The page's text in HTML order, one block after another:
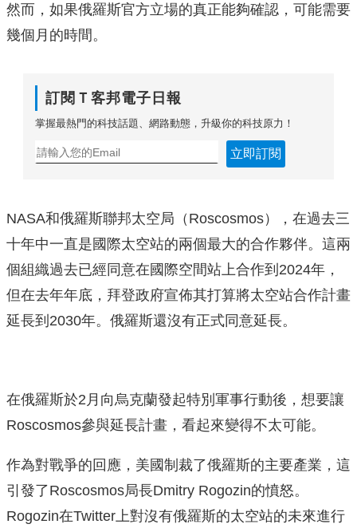
然而，如果俄羅斯官方立場的真正能夠確認，可能需要
幾個月的時間。
訂閱Ｔ客邦電子日報
掌握最熱門的科技話題、網路動態，升級你的科技原力！
立即訂閱
NASA和俄羅斯聯邦太空局（Roscosmos），在過去三
十年中一直是國際太空站的兩個最大的合作夥伴。這兩
個組織過去已經同意在國際空間站上合作到2024年，
但在去年年底，拜登政府宣佈其打算將太空站合作計畫
延長到2030年。俄羅斯還沒有正式同意延長。
在俄羅斯於2月向烏克蘭發起特別軍事行動後，想要讓
Roscosmos參與延長計畫，看起來變得不太可能。
作為對戰爭的回應，美國制裁了俄羅斯的主要產業，這
引發了Roscosmos局長Dmitry Rogozin的憤怒。
Rogozin在Twitter上對沒有俄羅斯的太空站的未來進行